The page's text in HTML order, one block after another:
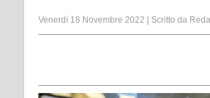
Venerdì 18 Novembre 2022 Scritto da